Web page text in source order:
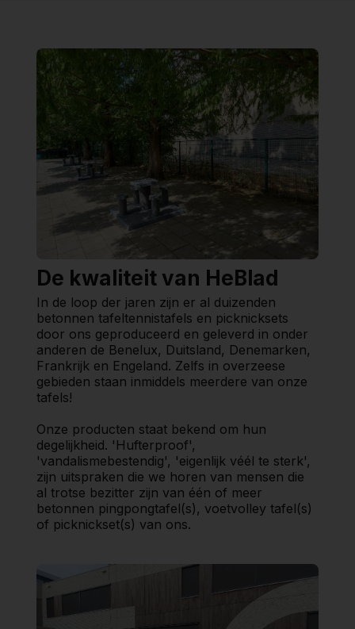
De kwaliteit van HeBlad
In de loop der jaren zijn er al duizenden
betonnen tafeltennistafels en picknicksets
door ons geproduceerd en geleverd in onder
anderen de Benelux, Duitsland, Denemarken,
Frankrijk en Engeland. Zelfs in overzeese
gebieden staan inmiddels meerdere van onze
tafels!
Onze producten staat bekend om hun
degelijkheid. 'Hufterproof',
'vandalismebestendig', 'eigenlijk véél te sterk',
zijn uitspraken die we horen van mensen die
al trotse bezitter zijn van één of meer
betonnen pingpongtafel(s), voetvolley tafel(s)
of picknickset(s) van ons.